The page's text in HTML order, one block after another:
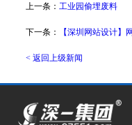
上一条： 工业园偷埋废料
下一条： 【深圳网站设计】
< 返回上级新闻